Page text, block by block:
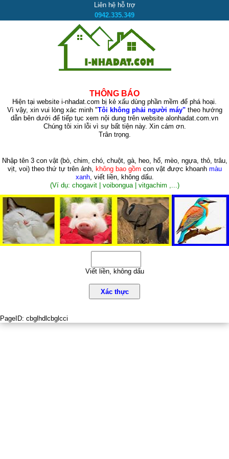
Liên hệ hỗ trợ
0942.335.349
THÔNG BÁO
Hiện tại website i-nhadat.com bị kẻ xấu dùng phần mềm để phá hoại.
Vì vậy, xin vui lòng xác minh "Tôi không phải người máy"theo hướng
dẫn bên dưới để tiếp tục xem nội dung trên website alonhadat.com.vn
Chúng tôi xin lỗi vì sự bất tiện này. Xin cám ơn.
Trân trọng.
Nhập tên 3 con vật (bò, chim, chó, chuột, gà, heo, hổ, mèo, ngựa, thỏ, trâu,
vịt, voi)theo thứ tự trên ảnh, không bao gồm con vật được khoanh màu
xanh, viết liền, không dấu.
(Ví dụ: chogavit | voibongua | vitgachim ,...)
Viết liền, không dấu
Xác thực
PageID: cbglhdlcbglcci